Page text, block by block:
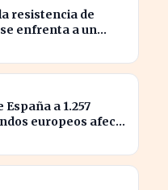
resistencia de
enfrenta a un
a 1.257
europeos afecta